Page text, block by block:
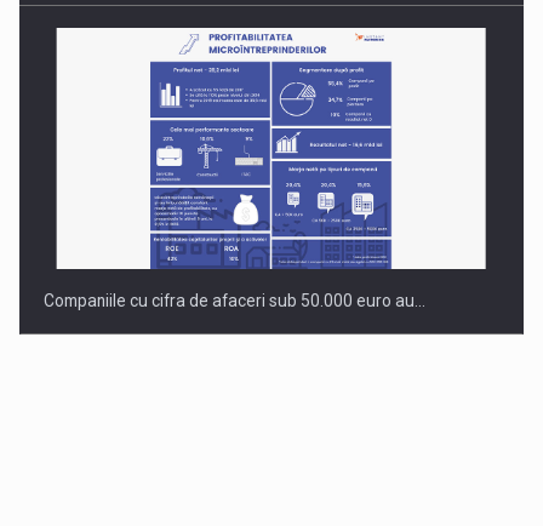
Companiile cu cifra de afaceri sub 50.000 euro au…